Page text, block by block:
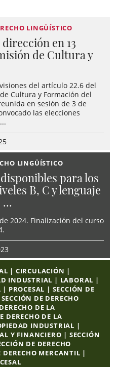
LINGÜÍSTICO
en 13
de Cultura y
del artículo 22.6 del
Cultura y Formación del
en sesión de 3 de
las elecciones
LINGÜÍSTICO
para los
B, C y lenguaje
2024. Finalización del curso
| CIRCULACIÓN |
INDUSTRIAL | LABORAL |
PROCESAL | SECCIÓN DE
DE DERECHO
DE LA
DERECHO DE LA
INDUSTRIAL |
Y FINANCIERO | SECCIÓN
DE DERECHO
MERCANTIL |